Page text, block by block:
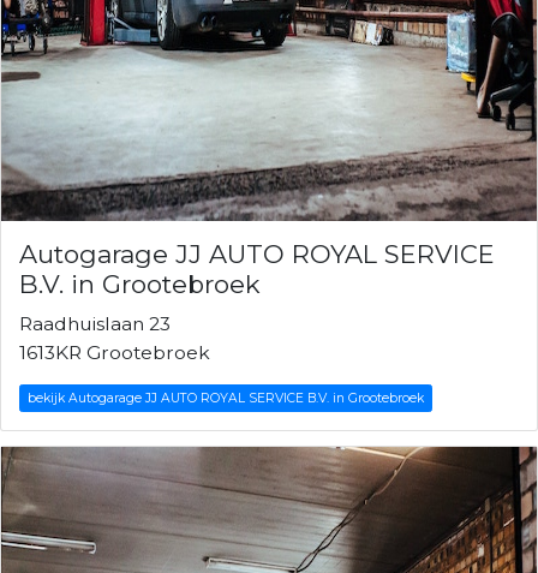
Autogarage JJ AUTO ROYAL SERVICE
B.V. in Grootebroek
Raadhuislaan 23
1613KR Grootebroek
bekijk Autogarage JJ AUTO ROYAL SERVICE B.V. in Grootebroek